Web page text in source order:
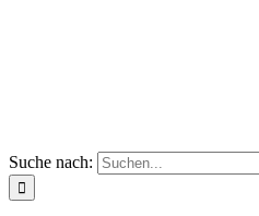
Suche nach: